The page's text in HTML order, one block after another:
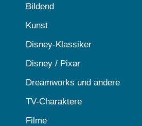
Bildend
Kunst
Disney-Klassiker
Disney / Pixar
Dreamworks und andere
TV-Charaktere
Filme